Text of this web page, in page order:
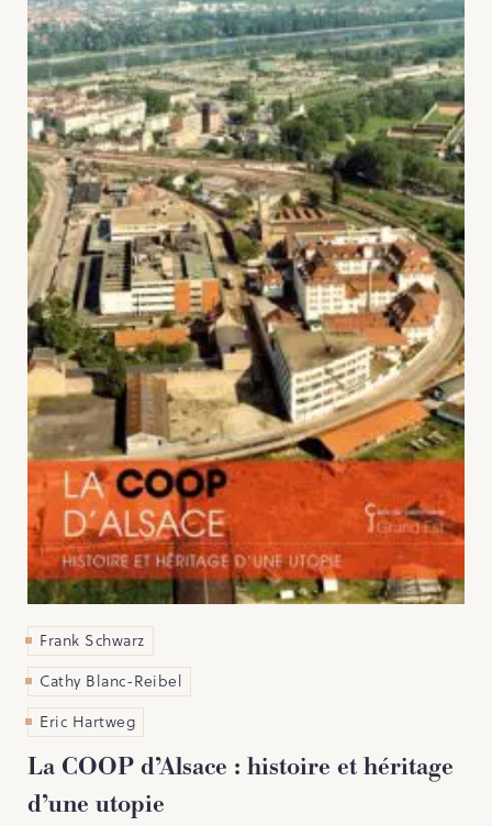
Frank Schwarz
Cathy Blanc-Reibel
Eric Hartweg
La COOP d’Alsace : histoire et héritage
d’une utopie